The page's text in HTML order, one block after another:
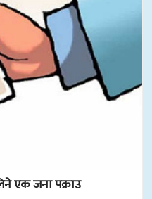
एक जना पक्राउ